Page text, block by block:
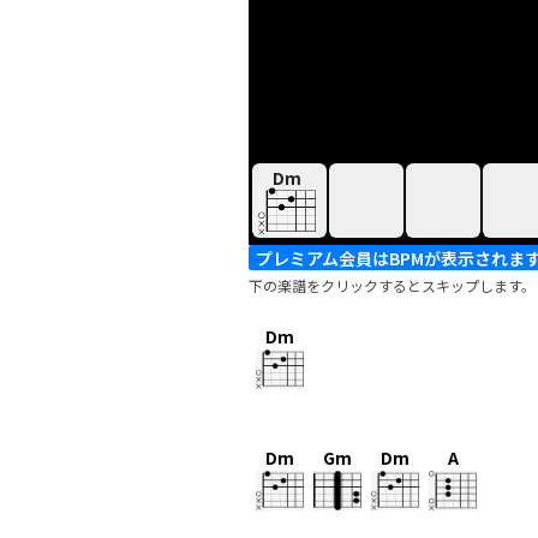
Dm
プレミアム会員はBPMが表示されま
下の楽譜をクリックするとスキップします。
Dm
Dm Gm Dm A